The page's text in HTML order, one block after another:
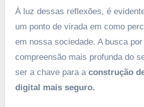
À luz dessas reflexões, é
um ponto de virada em como
em nossa sociedade. A busca
compreensão mais profunda do
ser a chave para a construção
digital mais seguro.